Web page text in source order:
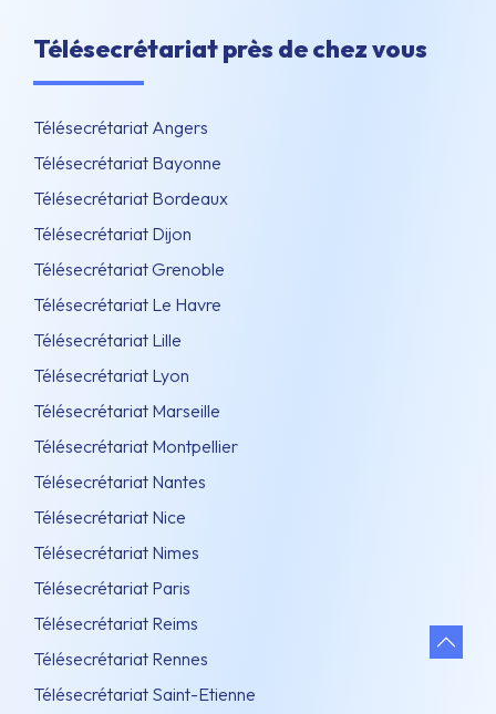
Télésecrétariat près de chez vous
Télésecrétariat Angers
Télésecrétariat Bayonne
Télésecrétariat Bordeaux
Télésecrétariat Dijon
Télésecrétariat Grenoble
Télésecrétariat Le Havre
Télésecrétariat Lille
Télésecrétariat Lyon
Télésecrétariat Marseille
Télésecrétariat Montpellier
Télésecrétariat Nantes
Télésecrétariat Nice
Télésecrétariat Nimes
Télésecrétariat Paris
Télésecrétariat Reims
Télésecrétariat Rennes
Télésecrétariat Saint-Etienne